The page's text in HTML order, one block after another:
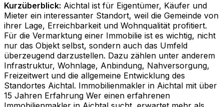
Kurzüberblick: Aichtal ist für Eigentümer, Käufer und
Mieter ein interessanter Standort, weil die Gemeinde von
ihrer Lage, Erreichbarkeit und Wohnqualität profitiert.
Für die Vermarktung einer Immobilie ist es wichtig, nicht
nur das Objekt selbst, sondern auch das Umfeld
überzeugend darzustellen. Dazu zählen unter anderem
Infrastruktur, Wohnlage, Anbindung, Nahversorgung,
Freizeitwert und die allgemeine Entwicklung des
Standortes Aichtal. Immobilienmakler in Aichtal mit über
15 Jahren Erfahrung Wer einen erfahrenen